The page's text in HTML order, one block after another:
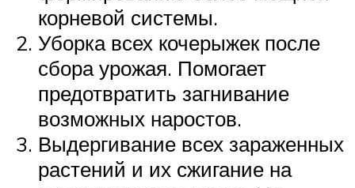
корневой системы.
Уборка всех кочерыжек после
сбора урожая. Помогает
предотвратить загнивание
возможных наростов.
Выдергивание всех зараженных
растений и их сжигание на